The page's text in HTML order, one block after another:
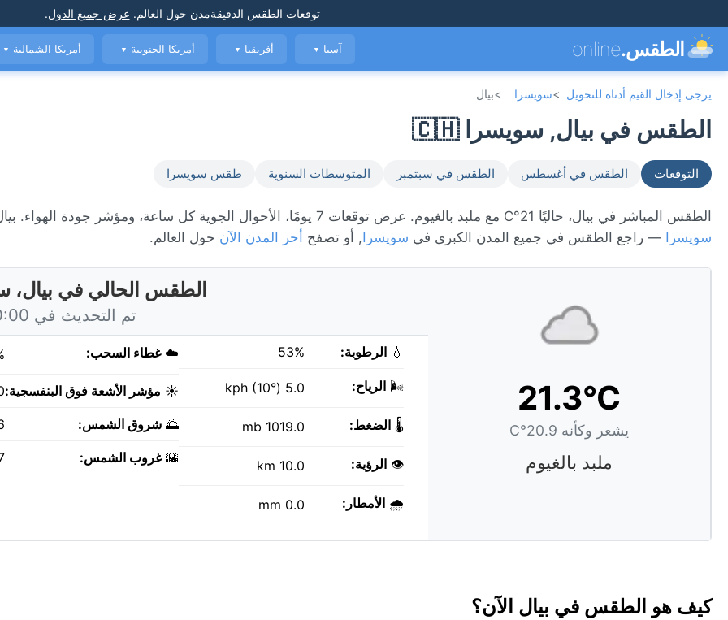
توقعات الطقس الدقيقةمدن حول العالم. عرض جميع الدول.
الطقس.online آسيا ▼ أفريقيا ▼ أمريكا الجنوبية ▼ أمريكا الشمالية ▼
يرجى إدخال القيم أدناه للتحويل >سويسرا >بيال
الطقس في بيال, سويسرا 🇨🇭
التوقعات الطقس في أغسطس الطقس في سبتمبر المتوسطات السنوية طقس سويسرا
الطقس المباشر في بيال، حاليًا 21°C مع ملبد بالغيوم. عرض توقعات 7 يومًا، الأحوال الجوية كل ساعة، ومؤشر جودة الهواء. بيال تقع في
سويسرا
— راجع الطقس في جميع المدن الكبرى في سويسرا , أو تصفح أحر المدن الآن حول العالم.
21.3°C
يشعر وكأنه 20.9°C
ملبد بالغيوم
الطقس الحالي في بيال،
تم التحديث في 20:00 اليوم
💧 الرطوبة: 53%
🌬️ الرياح: 5.0 kph (10°)
🌡️ الضغط: 1019.0 mb
👁️ الرؤية: 10.0 km
🌧️ الأمطار: 0.0 mm
☁️غطاء السحب:
☀️ مؤشر الأشعة فوق البنفسجية:
🌅 شروق الشمس:
🌇غروب الشمس:
كيف هو الطقس في بيال الآن؟